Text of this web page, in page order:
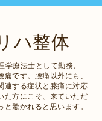
ハ整体
療法士として勤務、
です。腰痛以外にも、
連する症状と膝痛に対応
た方にこそ、来ていただ
驚かれると思います。